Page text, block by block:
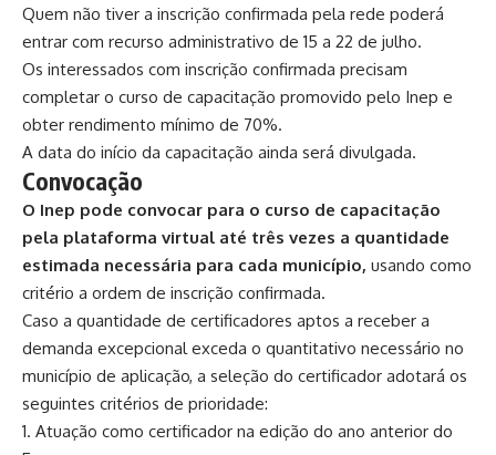
Quem não tiver a inscrição confirmada pela rede poderá
entrar com recurso administrativo de 15 a 22 de julho.
Os interessados com inscrição confirmada precisam
completar o curso de capacitação promovido pelo Inep e
obter rendimento mínimo de 70%.
A data do início da capacitação ainda será divulgada.
Convocação
O Inep pode convocar para o curso de capacitação
pela plataforma virtual até três vezes a quantidade
estimada necessária para cada município, usando como
critério a ordem de inscrição confirmada.
Caso a quantidade de certificadores aptos a receber a
demanda excepcional exceda o quantitativo necessário no
município de aplicação, a seleção do certificador adotará os
seguintes critérios de prioridade:
Atuação como certificador na edição do ano anterior do